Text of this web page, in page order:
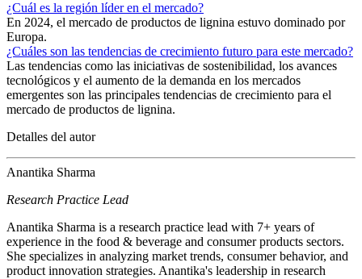
¿Cuál es la región líder en el mercado?
En 2024, el mercado de productos de lignina estuvo dominado por
Europa.
¿Cuáles son las tendencias de crecimiento futuro para este mercado?
Las tendencias como las iniciativas de sostenibilidad, los avances
tecnológicos y el aumento de la demanda en los mercados
emergentes son las principales tendencias de crecimiento para el
mercado de productos de lignina.
Detalles del autor
Anantika Sharma
Research Practice Lead
Anantika Sharma is a research practice lead with 7+ years of
experience in the food & beverage and consumer products sectors.
She specializes in analyzing market trends, consumer behavior, and
product innovation strategies. Anantika's leadership in research